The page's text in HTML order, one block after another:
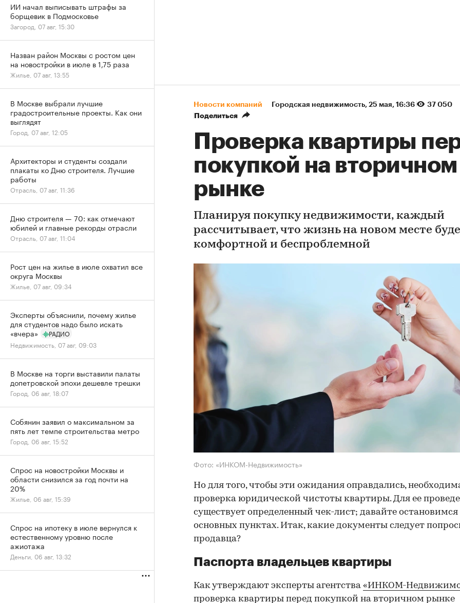
Новости компаний Городская недвижимость⁠, 25 мая, 16:36
37 050
Поделиться
Проверка квартиры
покупкой на вторичном
рынке
Планируя покупку недвижимости, каждый
рассчитывает, что жизнь на новом месте
комфортной и беспроблемной
Фото: «ИНКОМ-Недвижимость»
Но для того, чтобы эти ожидания оправдались,
проверка юридической чистоты квартиры. Для ее
существует определенный чек-лист; давайте остановимся
основных пунктах. Итак, какие документы следует
продавца?
Паспорта владельцев квартиры
Как утверждают эксперты агентства «ИНКОМ-
проверка квартиры перед покупкой на вторичном рынке
ИИ начал выписывать штрафы за
борщевик в Подмосковье
Загород, 07 авг, 15:30
Назван район Москвы с ростом цен
на новостройки в июле в 1,75 раза
Жилье, 07 авг, 13:55
В Москве выбрали лучшие
градостроительные проекты. Как они
выглядят
Город, 07 авг, 12:05
Архитекторы и студенты создали
плакаты ко Дню строителя. Лучшие
работы
Отрасль, 07 авг, 11:36
Дню строителя — 70: как отмечают
юбилей и главные рекорды отрасли
Отрасль, 07 авг, 11:04
Рост цен на жилье в июле охватил все
округа Москвы
Жилье, 07 авг, 09:34
Эксперты объяснили, почему жилье
для студентов надо было искать
«вчера»
РАДИО
Недвижимость, 07 авг, 09:03
В Москве на торги выставили палаты
допетровской эпохи дешевле трешки
Город, 06 авг, 18:07
Собянин заявил о максимальном за
пять лет темпе строительства метро
Город, 06 авг, 15:52
Спрос на новостройки Москвы и
области снизился за год почти на
20%
Жилье, 06 авг, 15:39
Спрос на ипотеку в июле вернулся к
естественному уровню после
ажиотажа
Деньги, 06 авг, 13:32